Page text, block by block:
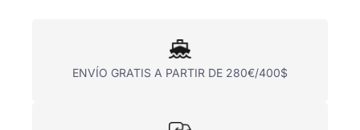
ENVÍO GRATIS A PARTIR DE 280€/400$